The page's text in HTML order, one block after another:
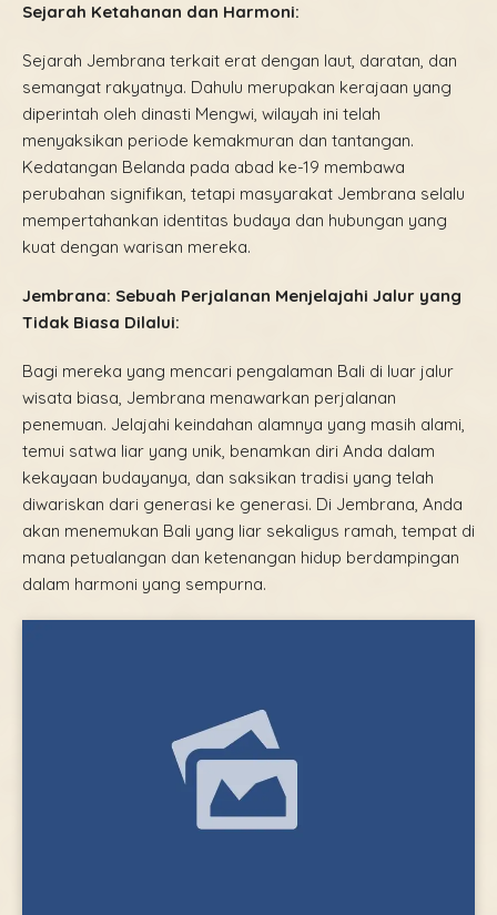
Sejarah Ketahanan dan Harmoni:
Sejarah Jembrana terkait erat dengan laut, daratan, dan
semangat rakyatnya. Dahulu merupakan kerajaan yang
diperintah oleh dinasti Mengwi, wilayah ini telah
menyaksikan periode kemakmuran dan tantangan.
Kedatangan Belanda pada abad ke-19 membawa
perubahan signifikan, tetapi masyarakat Jembrana selalu
mempertahankan identitas budaya dan hubungan yang
kuat dengan warisan mereka.
Jembrana: Sebuah Perjalanan Menjelajahi Jalur yang
Tidak Biasa Dilalui:
Bagi mereka yang mencari pengalaman Bali di luar jalur
wisata biasa, Jembrana menawarkan perjalanan
penemuan. Jelajahi keindahan alamnya yang masih alami,
temui satwa liar yang unik, benamkan diri Anda dalam
kekayaan budayanya, dan saksikan tradisi yang telah
diwariskan dari generasi ke generasi. Di Jembrana, Anda
akan menemukan Bali yang liar sekaligus ramah, tempat di
mana petualangan dan ketenangan hidup berdampingan
dalam harmoni yang sempurna.